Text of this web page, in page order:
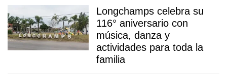
Longchamps celebra su
116° aniversario con
música, danza y
actividades para toda la
familia